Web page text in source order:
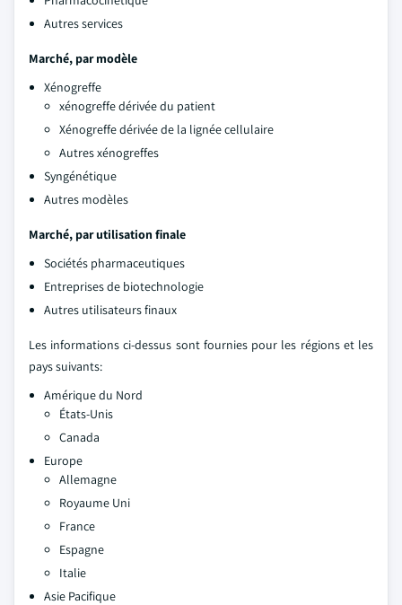
Autres services
Marché, par modèle
Xénogreffe
xénogreffe dérivée du patient
Xénogreffe dérivée de la lignée cellulaire
Autres xénogreffes
Syngénétique
Autres modèles
Marché, par utilisation finale
Sociétés pharmaceutiques
Entreprises de biotechnologie
Autres utilisateurs finaux
Les informations ci-dessus sont fournies pour les régions et les
pays suivants:
Amérique du Nord
États-Unis
Canada
Europe
Allemagne
Royaume Uni
France
Espagne
Italie
Asie Pacifique